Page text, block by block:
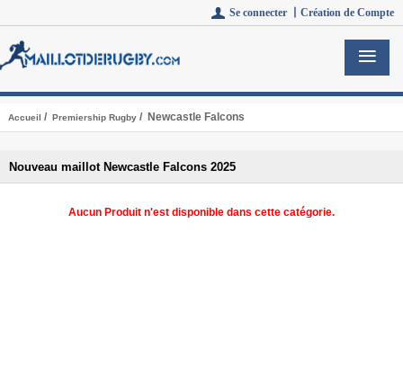
Se connecter 丨 Création de Compte
Accueil / Premiership Rugby/ Newcastle Falcons
Nouveau maillot Newcastle Falcons 2025
Aucun Produit n'est disponible dans cette catégorie.